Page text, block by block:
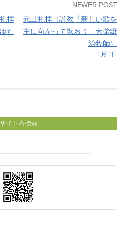
拝
た
NEWER POST
元旦礼拝（説教「新しい歌を
主に向かって歌おう」大柴譲
治牧師）
1月 1日
サイト内検索